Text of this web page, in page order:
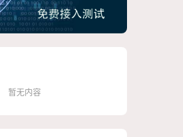
暂无内容